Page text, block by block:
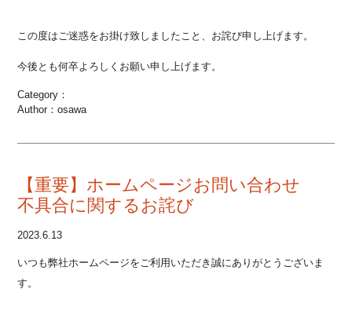
この度はご迷惑をお掛け致しましたこと、お詫び申し上げます。
今後とも何卒よろしくお願い申し上げます。
Category：
Author：osawa
【重要】ホームページお問い合わせ
不具合に関するお詫び
2023.6.13
いつも弊社ホームページをご利用いただき誠にありがとうございま
す。